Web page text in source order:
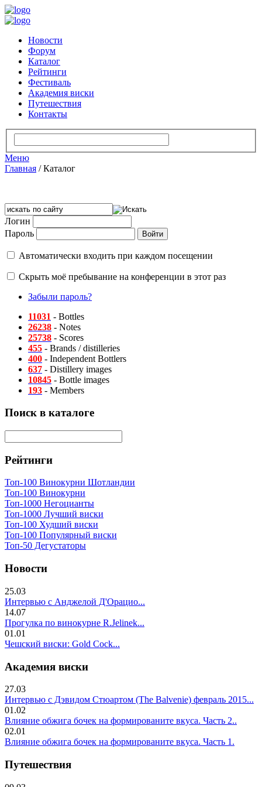
Новости
Форум
Каталог
Рейтинги
Фестиваль
Академия виски
Путешествия
Контакты
Меню
Главная /Каталог
Логин
Пароль
Автоматически входить при каждом посещении
Скрыть моё пребывание на конференции в этот раз
Забыли пароль?
11031 - Bottles
26238 - Notes
25738 - Scores
455 - Brands / distilleries
400 - Independent Bottlers
637 - Distillery images
10845 - Bottle images
193 - Members
Поиск в каталоге
Рейтинги
Топ-100 Винокурни Шотландии
Топ-100 Винокурни
Топ-1000 Негоцианты
Топ-1000 Лучший виски
Топ-100 Худший виски
Топ-100 Популярный виски
Топ-50 Дегустаторы
Новости
25.03
Интервью с Анджелой Д'Орацио...
14.07
Прогулка по винокурне R.Jelinek...
01.01
Чешский виски: Gold Cock...
Академия виски
27.03
Интервью с Дэвидом Стюартом (The Balvenie) февраль 2015...
01.02
Влияние обжига бочек на формированите вкуса. Часть 2..
02.01
Влияние обжига бочек на формированите вкуса. Часть 1.
Путешествия